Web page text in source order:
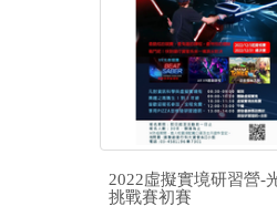
2022虛擬實境研習營-
挑戰賽初賽